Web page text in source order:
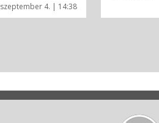
szeptember 4. | 14:38